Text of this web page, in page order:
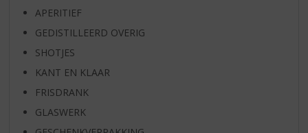
APERITIEF
GEDISTILLEERD OVERIG
SHOTJES
KANT EN KLAAR
FRISDRANK
GLASWERK